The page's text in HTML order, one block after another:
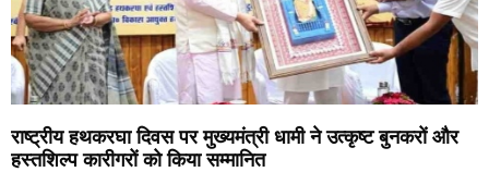
राष्ट्रीय हथकरघा दिवस पर मुख्यमंत्री धामी ने उत्कृष्ट बुनकरों और
हस्तशिल्प कारीगरों को किया सम्मानित